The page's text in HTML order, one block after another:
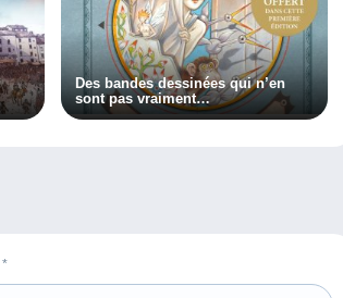
Des bandes dessinées qui n’en
sont pas vraiment…
*